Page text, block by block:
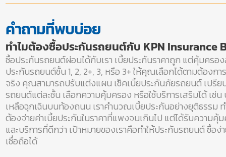
คำถามที่พบบ่อย
ทำไมต้องซื้อประกันรถยนต์กับ KPN Insurance
ซื้อประกันรถยนต์ผ่อนได้กับเรา เบี้ยประกันราคาถูก แต่คุ้มครอ
ประกันรถยนต์ชั้น 1, 2, 2+, 3, หรือ 3+ ให้คุณเลือกได้ตามต้องกา
จริง คุณสามารถปรับแต่งแผน เช็คเบี้ยประกันภัยรถยนต์ เปรีย
รถยนต์แต่ละชั้น เลือกความคุ้มครอง หรือใช้บริการเสริมได้ เช่น
เหลือฉุกเฉินบนท้องถนน เราคำนวณเบี้ยประกันอย่างยุติธรรม ท
ต้องจ่ายค่าเบี้ยประกันในราคาที่แพงจนเกินไป แต่ได้รับความคุ้
และบริการที่ดีกว่า เป้าหมายของเราคือทำให้ประกันรถยนต์ ซื้อง่
เชื่อถือได้